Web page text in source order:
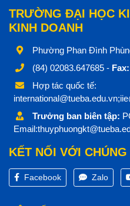
TRƯỜNG ĐẠI HỌC
KINH DOANH
Phường Phan Đình
(84) 02083.647685 - Fax:
Hợp tác quốc tế:
Trưởng ban biên tập:
KẾT NỐI VỚI CHÚNG
Facebook Zalo